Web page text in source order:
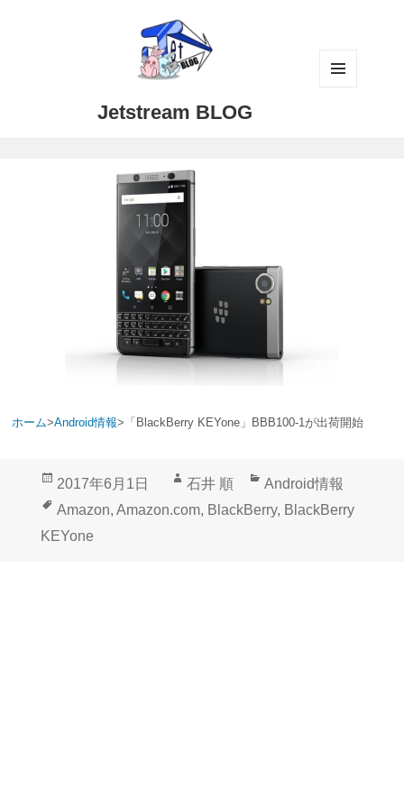
Jetstream BLOG
ホーム>Android情報> 「BlackBerry KEYone」BBB100-1が出荷開始
投
稿
日:
2017年6月1日
作
成
石井 順
カ
テ
Android情報
タ
グ
Amazon, Amazon.com, BlackBerry, BlackBerry
KEYone